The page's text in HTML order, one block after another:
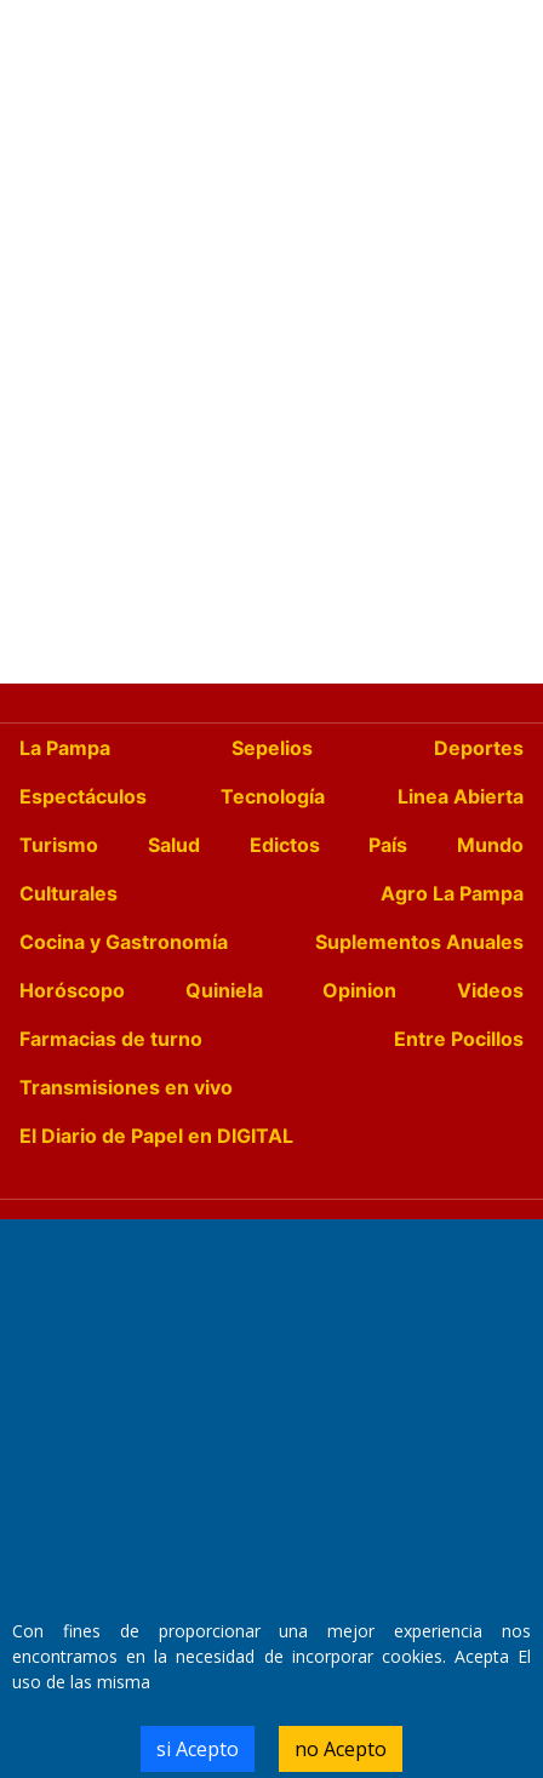
La Pampa Sepelios
Deportes
Espectáculos
Tecnología
Linea Abierta
Turismo
Salud Edictos País
Mundo
Culturales
Agro La Pampa
Cocina y Gastronomía
Suplementos Anuales
Horóscopo
Quiniela Opinion
Videos
Farmacias de turno
Entre Pocillos
Transmisiones en vivo
El Diario de Papel en DIGITAL
Santa Rosa, La Pampa.
Número de Registro DNDA:
RL-2019-55551274-APN-DNDA#MJ
Con fines de proporcionar una mejor experiencia nos
encontramos en la necesidad de incorporar cookies. Acepta El
uso de las misma
si Acepto no Acepto